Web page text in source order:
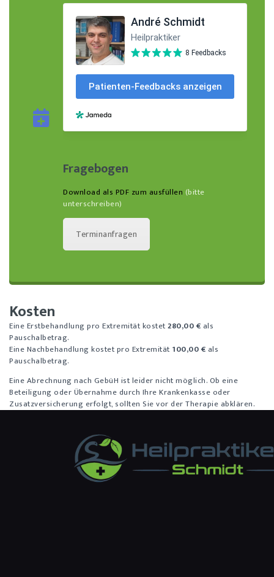
Fragebogen
Download als PDF zum ausfüllen (bitte
unterschreiben)
Terminanfragen
Kosten
Eine Erstbehandlung pro Extremität kostet280,00 € als
Pauschalbetrag.
Eine Nachbehandlung kostet pro Extremität 100,00 € als
Pauschalbetrag.
Eine Abrechnung nach GebüH ist leider nicht möglich. Ob eine
Beteiligung oder Übernahme durch Ihre Krankenkasse oder
Zusatzversicherung erfolgt, sollten Sie vor der Therapie abklären.